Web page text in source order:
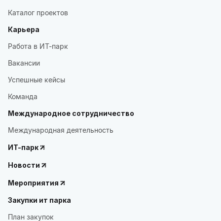
Каталог проектов
Карьера
Работа в ИТ-парк
Вакансии
Успешные кейсы
Команда
Международное сотрудничество
Международная деятельность
ИТ-парк
Новости
Мероприятия
Закупки ит парка
План закупок